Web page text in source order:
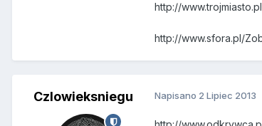
http://
http://www.sfora.pl/
Czlowieksniegu Napisano 2 Lipiec 2013